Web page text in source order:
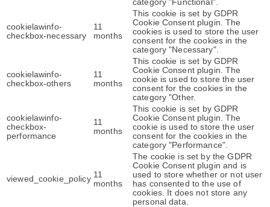
category "Functional".
cookielawinfo-
checkbox-necessary
11
months
This cookie is set by GDPR
Cookie Consent plugin. The
cookies is used to store the user
consent for the cookies in the
category "Necessary".
cookielawinfo-
checkbox-others
11
months
This cookie is set by GDPR
Cookie Consent plugin. The
cookie is used to store the user
consent for the cookies in the
category "Other.
cookielawinfo-
checkbox-
performance
11
months
This cookie is set by GDPR
Cookie Consent plugin. The
cookie is used to store the user
consent for the cookies in the
category "Performance".
viewed_cookie_policy 11
months
The cookie is set by the GDPR
Cookie Consent plugin and is
used to store whether or not user
has consented to the use of
cookies. It does not store any
personal data.